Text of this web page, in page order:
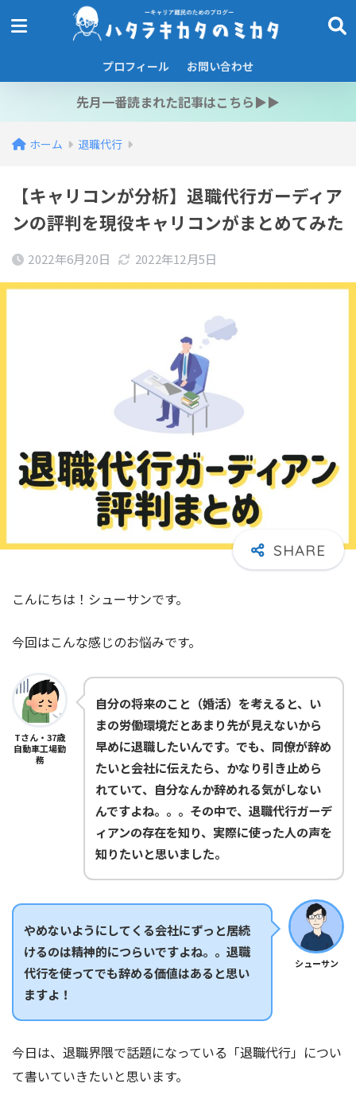
プロフィール お問い合わせ
先月一番読まれた記事はこちら▶︎▶︎
ホーム 退職代行
【キャリコンが分析】退職代行ガーディア
ンの評判を現役キャリコンがまとめてみた
2022年6月20日 2022年12月5日
こんにちは！シューサンです。
今回はこんな感じのお悩みです。
Tさん・37歳
自動車工場勤
務
自分の将来のこと（婚活）を考えると、い
まの労働環境だとあまり先が見えないから
早めに退職したいんです。でも、同僚が辞め
たいと会社に伝えたら、かなり引き止めら
れていて、自分なんか辞めれる気がしない
んですよね。。。その中で、退職代行ガーデ
ィアンの存在を知り、実際に使った人の声を
知りたいと思いました。
シューサン
やめないようにしてくる会社にずっと居続
けるのは精神的につらいですよね。。退職
代行を使ってでも辞める価値はあると思い
ますよ！
今日は、退職界隈で話題になっている「退職代行」につい
て書いていきたいと思います。